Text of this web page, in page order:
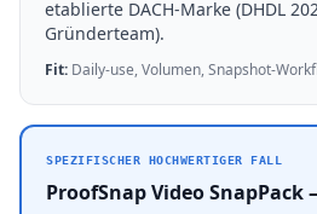
etablierte DACH-Marke (DHDL
Gründerteam).
Fit: Daily-use, Volumen, Snapshot-
SPEZIFISCHER HOCHWERTIGER FALL
ProofSnap Video SnapPack